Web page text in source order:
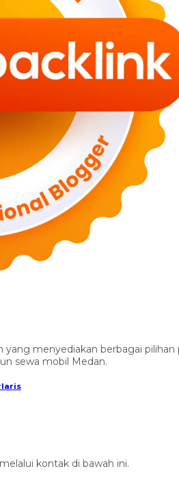
yang menyediakan berbagai
sewa mobil Medan.
kontak di bawah ini.